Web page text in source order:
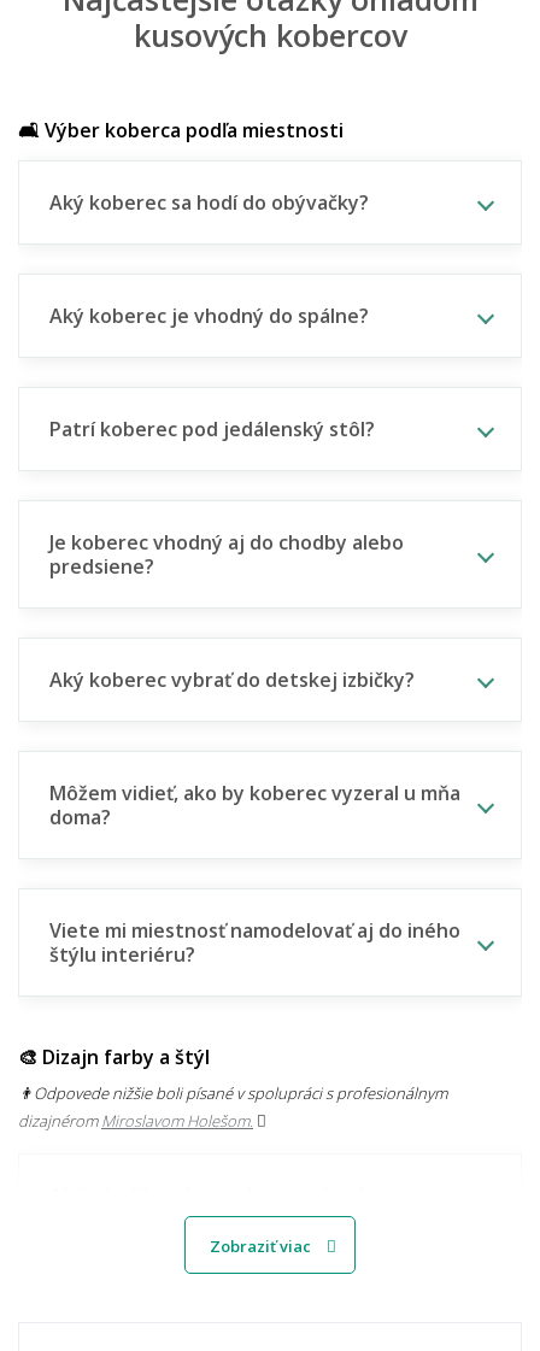
kusových kobercov
🛋️ Výber koberca podľa miestnosti
Aký koberec sa hodí do obývačky?
Aký koberec je vhodný do spálne?
Patrí koberec pod jedálenský stôl?
Je koberec vhodný aj do chodby alebo
predsiene?
Aký koberec vybrať do detskej izbičky?
Môžem vidieť, ako by koberec vyzeral u mňa
doma?
Viete mi miestnosť namodelovať aj do iného
štýlu interiéru?
🎨 Dizajn farby a štýl
👨‍Odpovede nižšie boli písané v spolupráci s profesionálnym
dizajnéromMiroslavom Holešom.
Zobraziť viac